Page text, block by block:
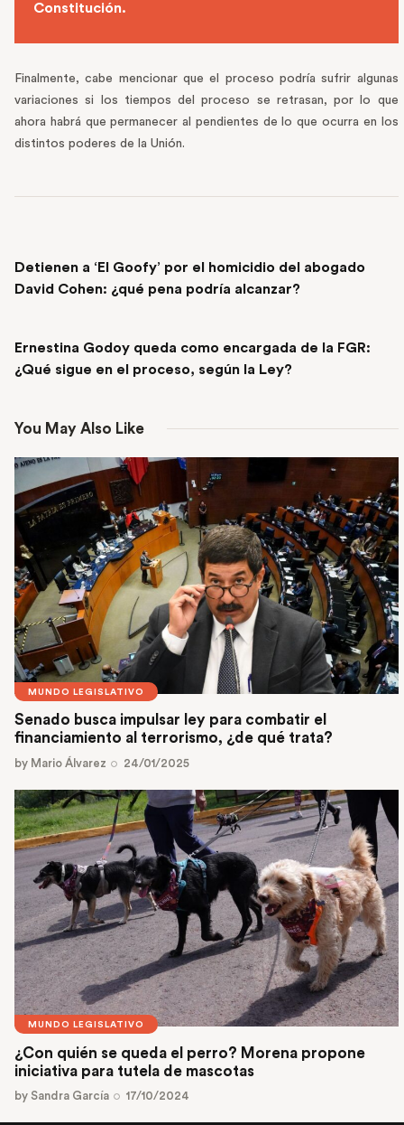
Constitución.
Finalmente, cabe mencionar que el proceso podría sufrir algunas
variaciones si los tiempos del proceso se retrasan, por lo que
ahora habrá que permanecer al pendientes de lo que ocurra en los
distintos poderes de la Unión.
Detienen a ‘El Goofy’ por el homicidio del abogado
David Cohen: ¿qué pena podría alcanzar?
Ernestina Godoy queda como encargada de la FGR:
¿Qué sigue en el proceso, según la Ley?
You May Also Like
MUNDO LEGISLATIVO
Senado busca impulsar ley para combatir el
financiamiento al terrorismo, ¿de qué trata?
by Mario Álvarez 24/01/2025
MUNDO LEGISLATIVO
¿Con quién se queda el perro? Morena propone
iniciativa para tutela de mascotas
by Sandra García 17/10/2024